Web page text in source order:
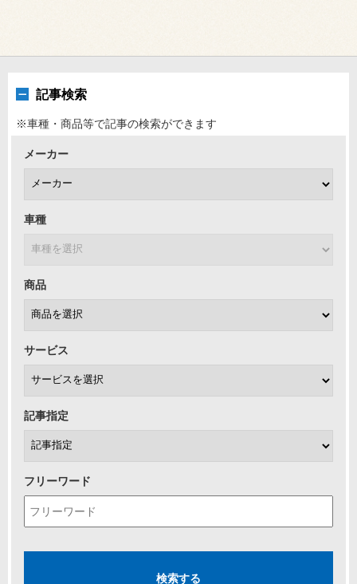
記事検索
※車種・商品等で記事の検索ができます
メーカー
車種
商品
サービス
記事指定
フリーワード